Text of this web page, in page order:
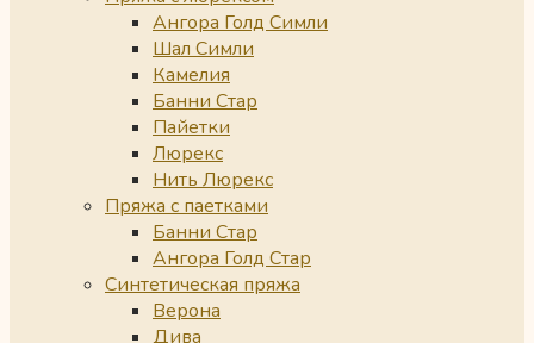
Ангора Голд Симли
Шал Симли
Камелия
Банни Стар
Пайетки
Люрекс
Нить Люрекс
Пряжа с паетками
Банни Стар
Ангора Голд Стар
Синтетическая пряжа
Верона
Дива